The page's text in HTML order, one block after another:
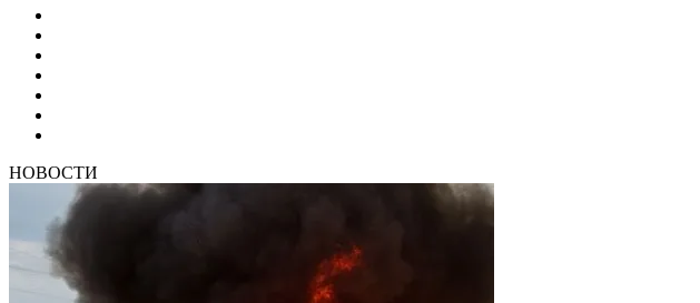
НОВОСТИ